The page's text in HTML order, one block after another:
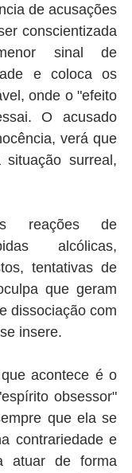
de acusações
conscientizada
sinal de
e coloca os
onde o "efeito
O acusado
verá que
surreal,
reações de
alcólicas,
tentativas de
que geram
dissociação com
insere.
acontece é o
obsessor"
que ela se
contrariedade e
atuar de forma